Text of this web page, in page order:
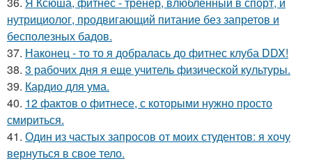
нутрициолог, продвигающий питание без запретов и
бесполезных бадов.
37. Наконец - то то я добралась до фитнес клуба DDX!
38. 3 рабочих дня я еще учитель физической культуры.
39. Кардио для ума.
40. 12 фактов о фитнесе, с которыми нужно просто
смириться.
41. Один из частых запросов от моих студентов: я хочу
вернуться в свое тело.